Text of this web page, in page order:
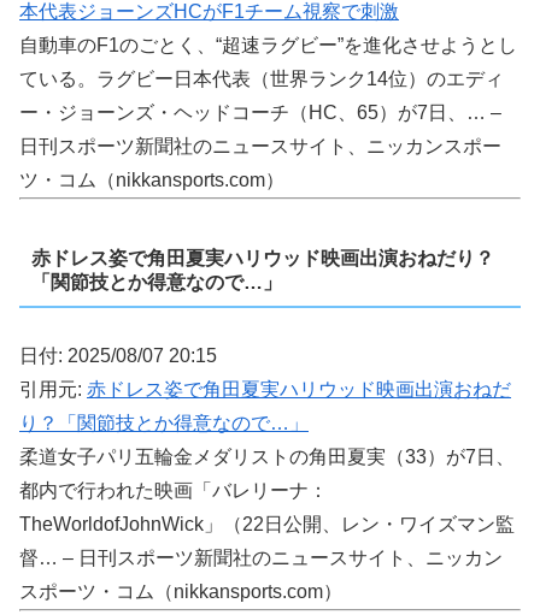
本代表ジョーンズHCがF1チーム視察で刺激
自動車のF1のごとく、“超速ラグビー”を進化させようとし
ている。ラグビー日本代表（世界ランク14位）のエディ
ー・ジョーンズ・ヘッドコーチ（HC、65）が7日、… –
日刊スポーツ新聞社のニュースサイト、ニッカンスポー
ツ・コム（nikkansports.com）
赤ドレス姿で角田夏実ハリウッド映画出演おねだり？
「関節技とか得意なので…」
日付: 2025/08/07 20:15
引用元: 赤ドレス姿で角田夏実ハリウッド映画出演おねだ
り？「関節技とか得意なので…」
柔道女子パリ五輪金メダリストの角田夏実（33）が7日、
都内で行われた映画「バレリーナ：
TheWorldofJohnWick」（22日公開、レン・ワイズマン監
督… – 日刊スポーツ新聞社のニュースサイト、ニッカン
スポーツ・コム（nikkansports.com）